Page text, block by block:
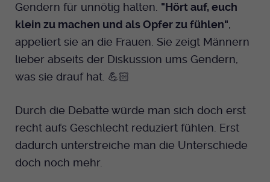
Gendern für unnötig halten. "Hört auf, euch
klein zu machen und als Opfer zu fühlen",
appeliert sie an die Frauen. Sie zeigt Männern
lieber abseits der Diskussion ums Gendern,
was sie drauf hat. 💪🏻
Durch die Debatte würde man sich doch erst
recht aufs Geschlecht reduziert fühlen. Erst
dadurch unterstreiche man die Unterschiede
doch noch mehr.